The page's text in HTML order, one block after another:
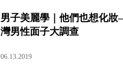
男子美麗學｜他們也想化
灣男性面子大調查
06.13.2019